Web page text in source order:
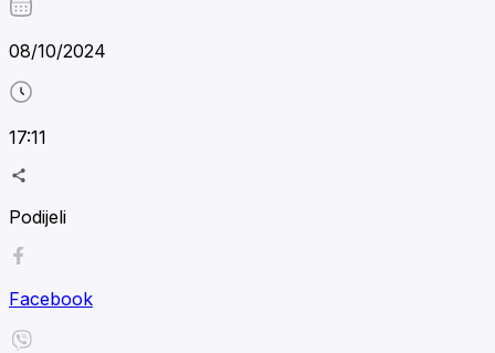
08/10/2024
17:11
Podijeli
Facebook